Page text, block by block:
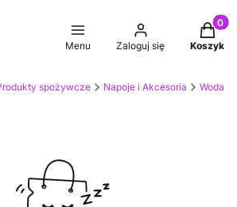
Menu Zaloguj się Koszyk
spożywcze Napoje i Akcesoria Woda